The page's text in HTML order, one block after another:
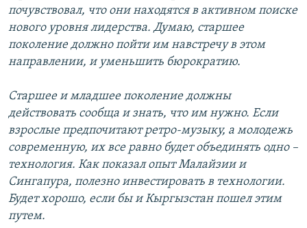
почувствовал, что они находятся в активном поиске
нового уровня лидерства. Думаю, старшее
поколение должно пойти им навстречу в этом
направлении, и уменьшить бюрократию.
Старшее и младшее поколение должны
действовать сообща и знать, что им нужно. Если
взрослые предпочитают ретро-музыку, а молодежь
современную, их все равно будет объединять одно –
технология. Как показал опыт Малайзии и
Сингапура, полезно инвестировать в технологии.
Будет хорошо, если бы и Кыргызстан пошел этим
путем.